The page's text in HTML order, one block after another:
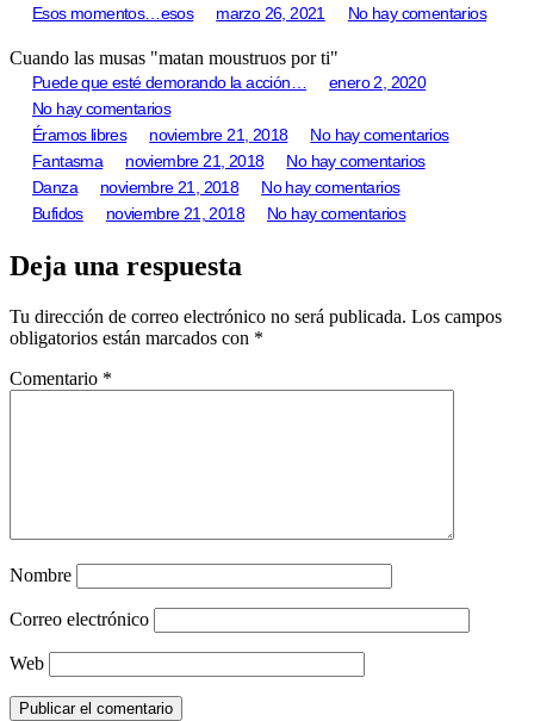
Esos momentos…esos marzo 26, 2021 No hay comentarios
Cuando las musas "matan moustruos por ti"
Puede que esté demorando la acción…
enero 2, 2020
No hay comentarios
Éramos libres
noviembre 21, 2018
No hay comentarios
Fantasma
noviembre 21, 2018
No hay comentarios
Danza
noviembre 21, 2018
No hay comentarios
Bufidos
noviembre 21, 2018 No hay comentarios
Deja una respuesta
Tu dirección de correo electrónico no será publicada. Los campos
obligatorios están marcados con *
Comentario *
Nombre
Correo electrónico
Web